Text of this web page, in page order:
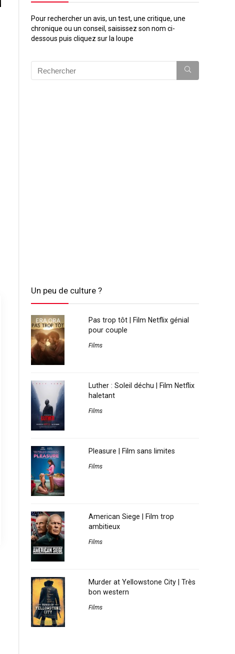
Pour rechercher un avis, un test, une critique, une
chronique ou un conseil, saisissez son nom ci-
dessous puis cliquez sur la loupe
Un peu de culture ?
Pas trop tôt | Film Netflix génial
pour couple
Films
Luther : Soleil déchu | Film Netflix
haletant
Films
Pleasure | Film sans limites
Films
American Siege | Film trop
ambitieux
Films
Murder at Yellowstone City | Très
bon western
Films